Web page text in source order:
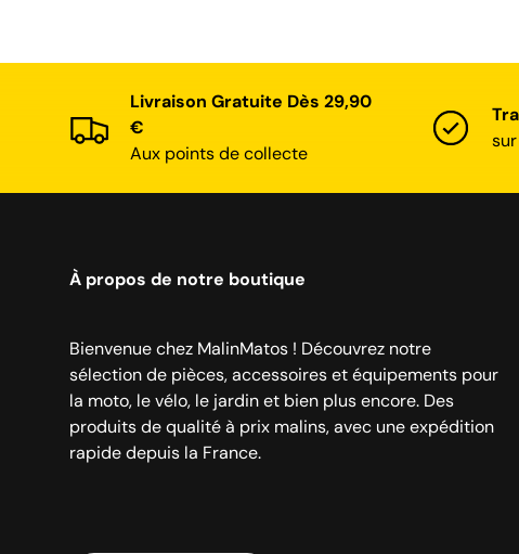
Livraison Gratuite Dès 29,90
€
Aux points de collecte
À propos de notre boutique
Bienvenue chez MalinMatos ! Découvrez notre
sélection de pièces, accessoires et équipements pour
la moto, le vélo, le jardin et bien plus encore. Des
produits de qualité à prix malins, avec une expédition
rapide depuis la France.